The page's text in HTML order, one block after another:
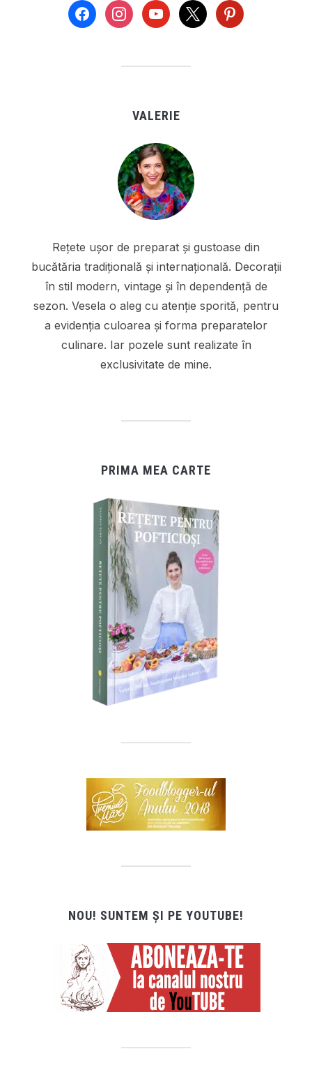
facebookinstagramyoutube
x pinterest
VALERIE
Rețete ușor de preparat și gustoase din
bucătăria tradițională și internațională. Decorații
în stil modern, vintage și în dependență de
sezon. Vesela o aleg cu atenție sporită, pentru
a evidenția culoarea și forma preparatelor
culinare. Iar pozele sunt realizate în
exclusivitate de mine.
PRIMA MEA CARTE
NOU! SUNTEM ȘI PE YOUTUBE!